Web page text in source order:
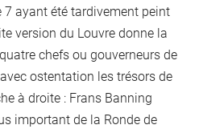
7 ayant été tardivement peint
version du Louvre donne la
chefs ou gouverneurs de
ostentation les trésors de
à droite : Frans Banning
important de la Ronde de